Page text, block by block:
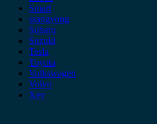
Smart
ssangyong
Subaru
Suzuki
Tesla
Toyota
Volkswagen
Volvo
Xev